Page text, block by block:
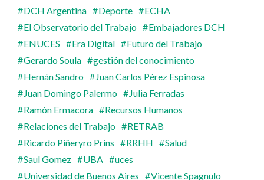
DCH Argentina
Deporte
ECHA
El Observatorio del Trabajo
Embajadores DCH
ENUCES
Era Digital
Futuro del Trabajo
Gerardo Soula
gestión del conocimiento
Hernán Sandro
Juan Carlos Pérez Espinosa
Juan Domingo Palermo
Julia Ferradas
Ramón Ermacora
Recursos Humanos
Relaciones del Trabajo
RETRAB
Ricardo Piñeryro Prins
RRHH
Salud
Saul Gomez
UBA
uces
Universidad de Buenos Aires
Vicente Spagnulo